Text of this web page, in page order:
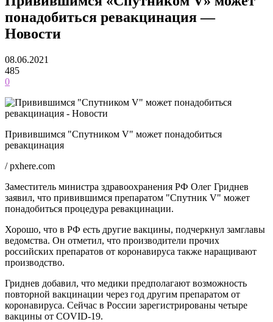
понадобиться ревакцинация —
Новости
08.06.2021
485
0
Привившимся "Спутником V" может понадобиться
ревакцинация
/ pxhere.com
Заместитель министра здравоохранения РФ Олег Гриднев
заявил, что привившимся препаратом "Спутник V" может
понадобиться процедура ревакцинации.
Хорошо, что в РФ есть другие вакцины, подчеркнул замглавы
ведомства. Он отметил, что производители прочих
российских препаратов от коронавируса также наращивают
производство.
Гриднев добавил, что медики предполагают возможность
повторной вакцинации через год другим препаратом от
коронавируса. Сейчас в России зарегистрированы четыре
вакцины от COVID-19.